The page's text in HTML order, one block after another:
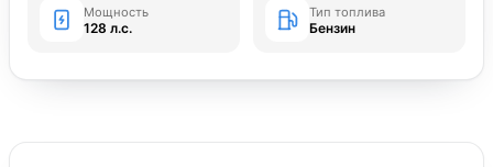
Мощность
128 л.с.
Тип топлива
Бензин